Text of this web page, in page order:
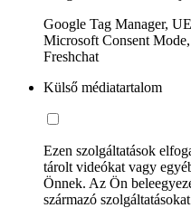
Google Tag Manager,
Microsoft Consent
Freshchat
Külső médiatartalom
Ezen szolgáltatások
tárolt videókat vagy
Önnek. Az Ön
származó